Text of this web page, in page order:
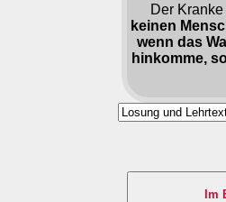
Der
keinen
wenn das
hinkomme,
Im